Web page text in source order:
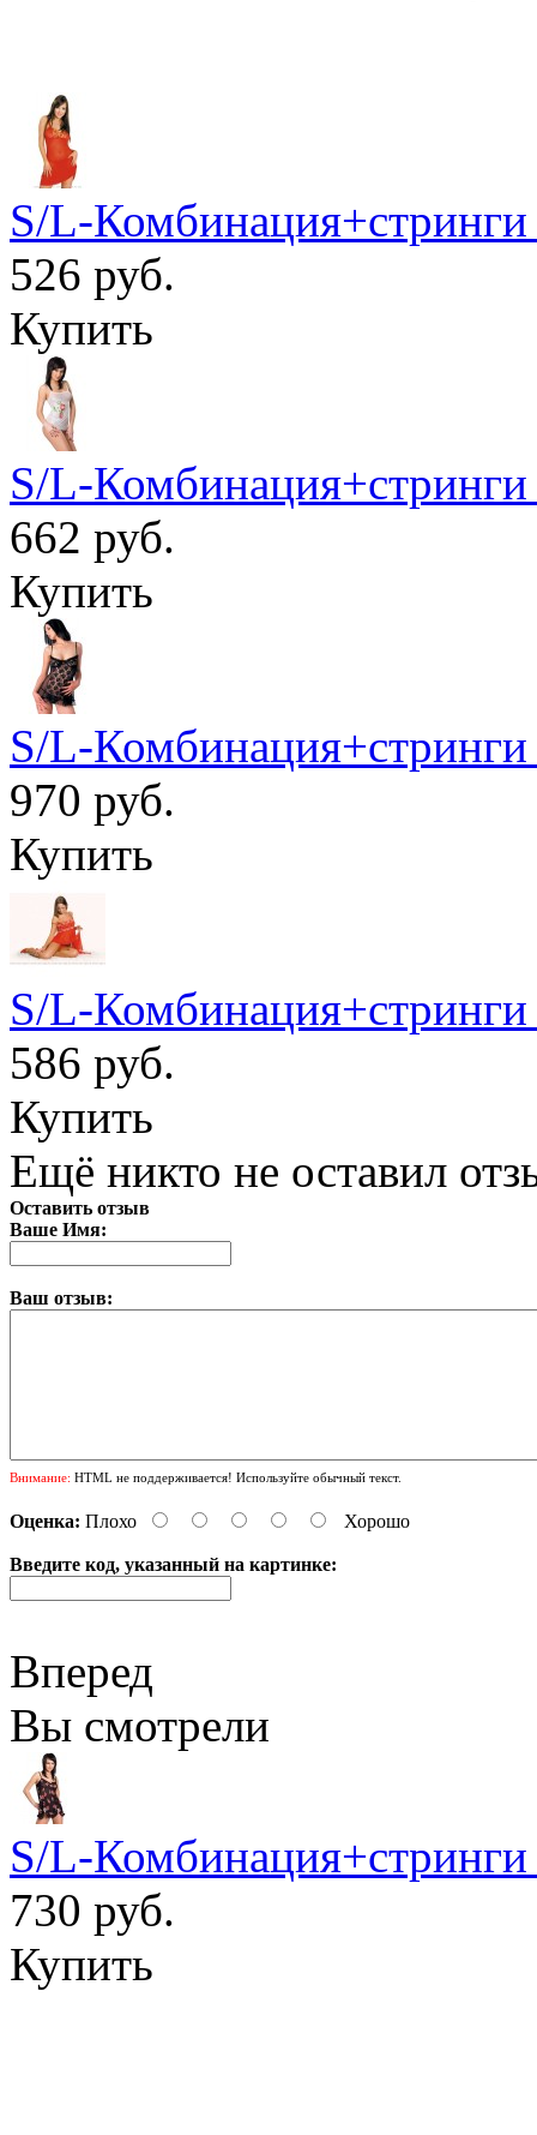
S/L-
526 руб.
Купить
S/L-Комбинация+стринги
662 руб.
Купить
S/L-Комбинация+стринги
970 руб.
Купить
S/L-Комбинация+стринги
586 руб.
Купить
Ещё никто не оставил
Оставить отзыв
Ваше Имя:
Ваш отзыв:
Внимание: HTML не поддерживается! Используйте обычный текст.
Оценка: Плохо Хорошо
Введите код, указанный на картинке:
Вперед
Вы смотрели
S/L-
730 руб.
Купить